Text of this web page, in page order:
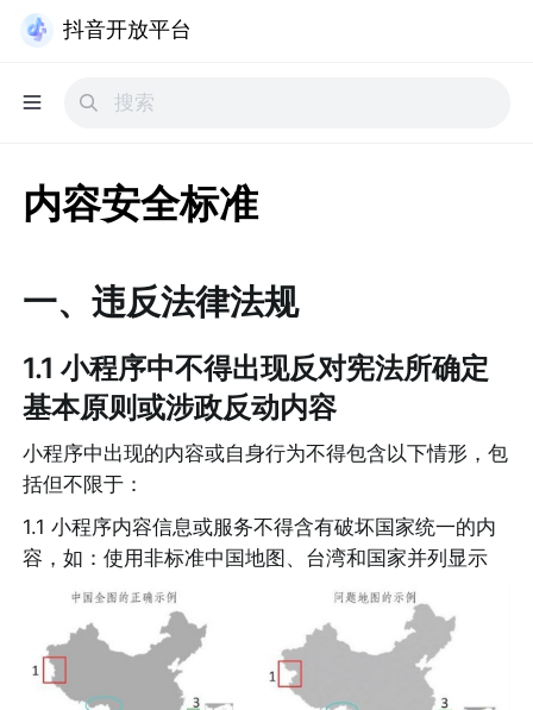
抖音开放平台
内容安全标准
一、违反法律法规
1.1 小程序中不得出现反对宪法所确定
基本原则或涉政反动内容
小程序中出现的内容或自身行为不得包含以下情形，包
括但不限于：
1.1 小程序内容信息或服务不得含有破坏国家统一的内
容，如：使用非标准中国地图、台湾和国家并列显示